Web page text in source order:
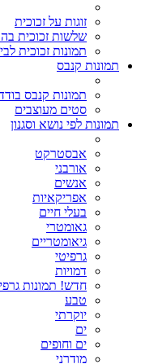
זוגות על זכוכית
שלשות זכוכית
תמונות זכוכית
תמונות קנבס
תמונות קנבס
סטים מעוצבים
תמונות לפי נושא וסגנון
אבסטרקט
אורבני
אנשים
אפריקאיות
בעלי חיים
גאומטרי
גיאומטריים
גרפיטי
דמויות
חדש! תמונות
טבע
יוקרתי
ים
ים וחופים
מודרני